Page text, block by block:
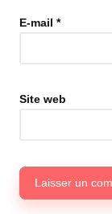
E-mail *
Site web